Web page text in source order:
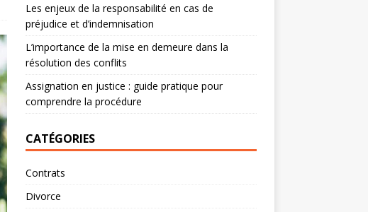
Les enjeux de la responsabilité en cas de
préjudice et d’indemnisation
L’importance de la mise en demeure dans la
résolution des conflits
Assignation en justice : guide pratique pour
comprendre la procédure
CATÉGORIES
Contrats
Divorce